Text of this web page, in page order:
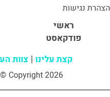
הצהרת נגישות
ראשי
פודקאסט
קצת עלינו צוות
Copyright 2026